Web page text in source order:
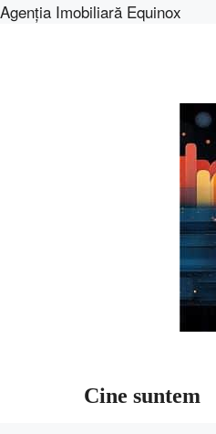
Agenția Imobiliară Equinox
Cine suntem